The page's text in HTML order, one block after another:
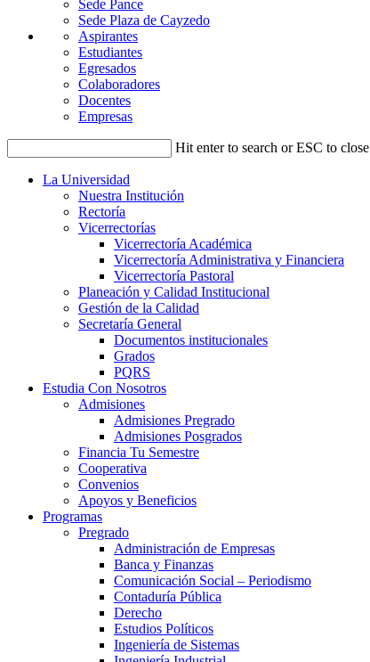
Sede Pance
Sede Plaza de Cayzedo
Aspirantes
Estudiantes
Egresados
Colaboradores
Docentes
Empresas
Hit enter to search or ESC to close
La Universidad
Nuestra Institución
Rectoría
Vicerrectorías
Vicerrectoría Académica
Vicerrectoría Administrativa y Financiera
Vicerrectoría Pastoral
Planeación y Calidad Institucional
Gestión de la Calidad
Secretaría General
Documentos institucionales
Grados
PQRS
Estudia Con Nosotros
Admisiones
Admisiones Pregrado
Admisiones Posgrados
Financia Tu Semestre
Cooperativa
Convenios
Apoyos y Beneficios
Programas
Pregrado
Administración de Empresas
Banca y Finanzas
Comunicación Social – Periodismo
Contaduría Pública
Derecho
Estudios Políticos
Ingeniería de Sistemas